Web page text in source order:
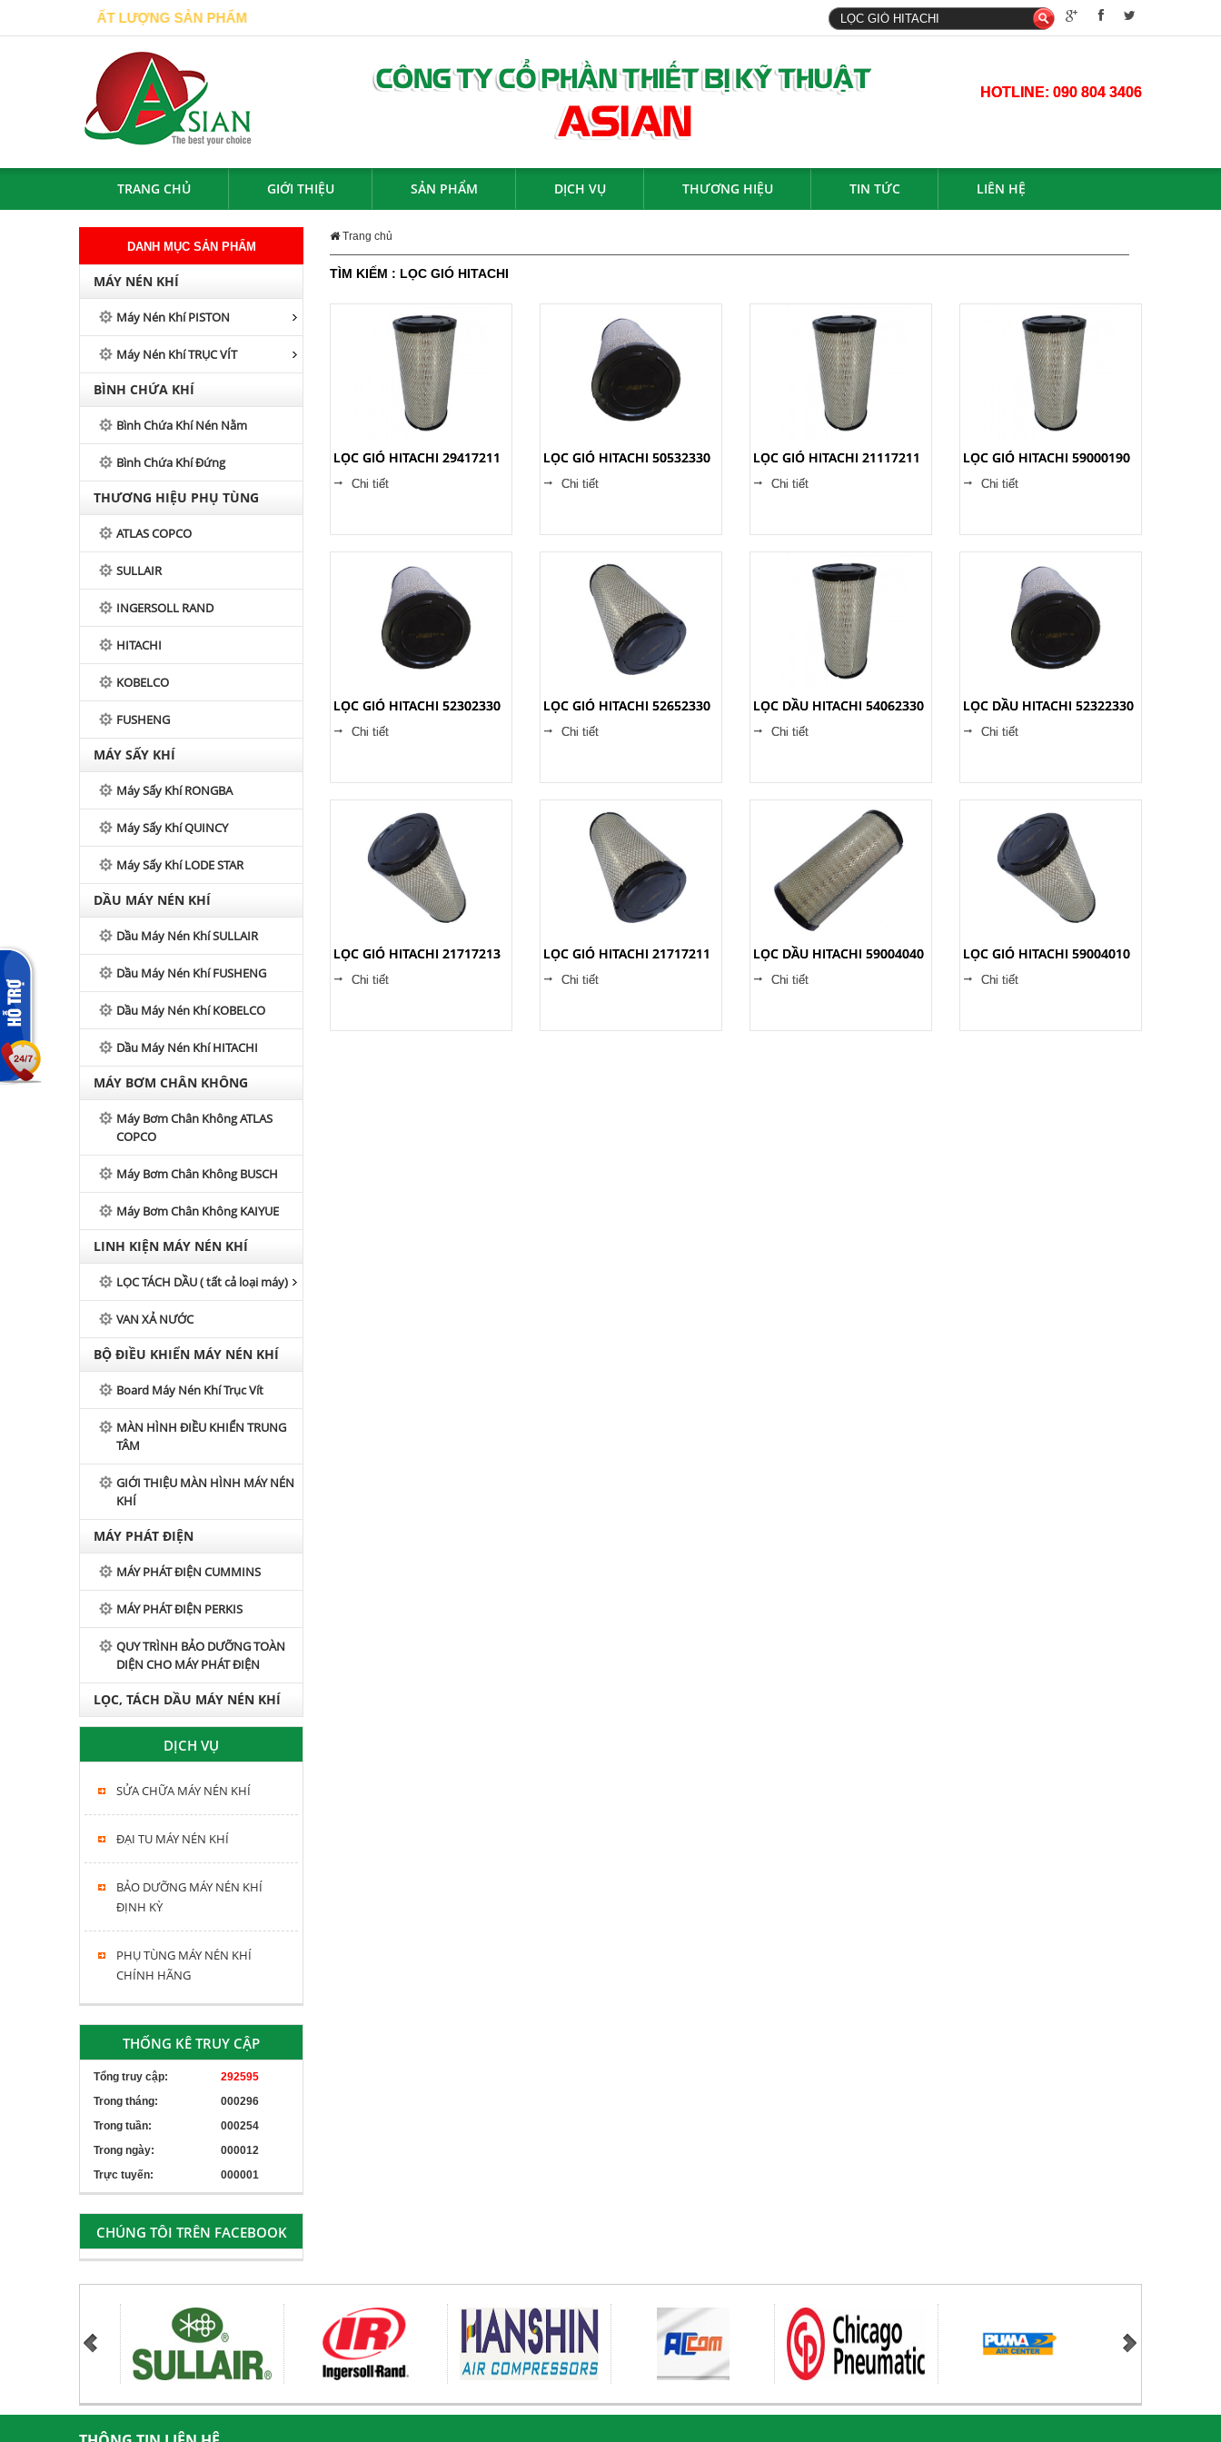
CHẤT LƯỢNG SẢN PHẨM
HOTLINE: 090 804 3406
TRANG CHỦ GIỚI THIỆU SẢN PHẨM DỊCH VỤ THƯƠNG HIỆU TIN TỨC LIÊN HỆ
DANH MỤC SẢN PHẨM
MÁY NÉN KHÍ
Máy Nén Khí PISTON
Máy Nén Khí TRỤC VÍT
BÌNH CHỨA KHÍ
Bình Chứa Khí Nén Nằm
Bình Chứa Khí Đứng
THƯƠNG HIỆU PHỤ TÙNG
ATLAS COPCO
SULLAIR
INGERSOLL RAND
HITACHI
KOBELCO
FUSHENG
MÁY SẤY KHÍ
Máy Sấy Khí RONGBA
Máy Sấy Khí QUINCY
Máy Sấy Khí LODE STAR
DẦU MÁY NÉN KHÍ
Dầu Máy Nén Khí SULLAIR
Dầu Máy Nén Khí FUSHENG
Dầu Máy Nén Khí KOBELCO
Dầu Máy Nén Khí HITACHI
MÁY BƠM CHÂN KHÔNG
Máy Bơm Chân Không ATLAS
COPCO
Máy Bơm Chân Không BUSCH
Máy Bơm Chân Không KAIYUE
LINH KIỆN MÁY NÉN KHÍ
LỌC TÁCH DẦU ( tất cả loại máy)
VAN XẢ NƯỚC
BỘ ĐIỀU KHIỂN MÁY NÉN KHÍ
Board Máy Nén Khí Trục Vít
MÀN HÌNH ĐIỀU KHIỂN TRUNG
TÂM
GIỚI THIỆU MÀN HÌNH MÁY NÉN
KHÍ
MÁY PHÁT ĐIỆN
MÁY PHÁT ĐIỆN CUMMINS
MÁY PHÁT ĐIỆN PERKIS
QUY TRÌNH BẢO DƯỠNG TOÀN
DIỆN CHO MÁY PHÁT ĐIỆN
LỌC, TÁCH DẦU MÁY NÉN KHÍ
HITACHI, KOBELCO, FUSHENG,
SWAN
DỊCH VỤ
SỬA CHỮA MÁY NÉN KHÍ
ĐẠI TU MÁY NÉN KHÍ
BẢO DƯỠNG MÁY NÉN KHÍ
ĐỊNH KỲ
PHỤ TÙNG MÁY NÉN KHÍ
CHÍNH HÃNG
THỐNG KÊ TRUY CẬP
Tổng truy cập:
292595
Trong tháng:
000296
Trong tuần:
000254
Trong ngày:
000012
Trực tuyến:
000001
CHÚNG TÔI TRÊN FACEBOOK
Trang chủ
TÌM KIẾM : LỌC GIÓ HITACHI
LỌC GIÓ HITACHI 29417211
Chi tiết
LỌC GIÓ HITACHI 50532330
Chi tiết
LỌC GIÓ HITACHI 21117211
Chi tiết
LỌC GIÓ HITACHI 59000190
Chi tiết
LỌC GIÓ HITACHI 52302330
Chi tiết
LỌC GIÓ HITACHI 52652330
Chi tiết
LỌC DẦU HITACHI 54062330
Chi tiết
LỌC DẦU HITACHI 52322330
Chi tiết
LỌC GIÓ HITACHI 21717213
Chi tiết
LỌC GIÓ HITACHI 21717211
Chi tiết
LỌC DẦU HITACHI 59004040
Chi tiết
LỌC GIÓ HITACHI 59004010
Chi tiết